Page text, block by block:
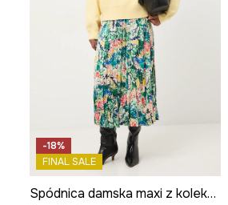
-18%
FINAL SALE
Spódnica damska maxi z kolekcji Eviva L'arte